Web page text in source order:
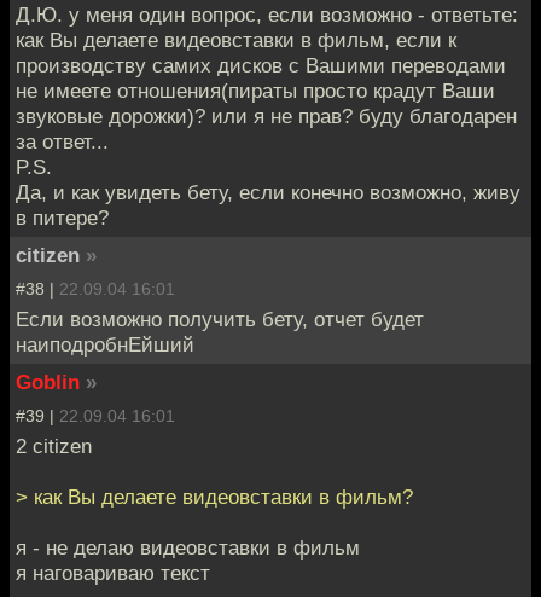
Д.Ю. у меня один вопрос, если возможно - ответьте:
как Вы делаете видеовставки в фильм, если к
производству самих дисков с Вашими переводами
не имеете отношения(пираты просто крадут Ваши
звуковые дорожки)? или я не прав? буду благодарен
за ответ...
P.S.
Да, и как увидеть бету, если конечно возможно, живу
в питере?
citizen »
#38 | 22.09.04 16:01
Если возможно получить бету, отчет будет
наиподробнЕйший
Goblin »
#39 | 22.09.04 16:01
2 citizen
> как Вы делаете видеовставки в фильм?
я - не делаю видеовставки в фильм
я наговариваю текст